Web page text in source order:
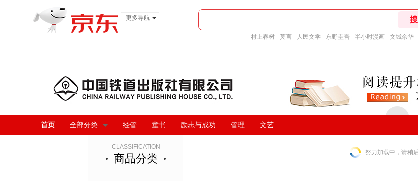
更多导航
村上春树 莫言 人民文学 东野圭吾 半小时漫画 文城余华
首页 全部分类 经管 童书 励志与成功 管理 文艺
CLASSIFICATION
商品分类 努力加载中，请稍